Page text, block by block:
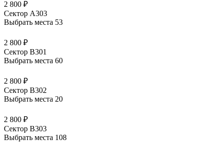
2 800 ₽
Сектор А303
Выбрать места 53
2 800 ₽
Сектор В301
Выбрать места 60
2 800 ₽
Сектор В302
Выбрать места 20
2 800 ₽
Сектор В303
Выбрать места 108